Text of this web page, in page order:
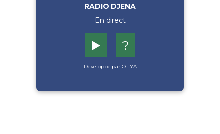
RADIO DJENA
En direct
▶️ ?
Développé par OTIYA